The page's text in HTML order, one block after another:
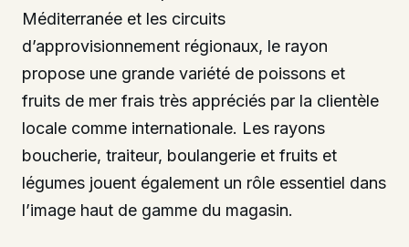
Méditerranée et les circuits
d’approvisionnement régionaux, le rayon
propose une grande variété de poissons et
fruits de mer frais très appréciés par la clientèle
locale comme internationale. Les rayons
boucherie, traiteur, boulangerie et fruits et
légumes jouent également un rôle essentiel dans
l’image haut de gamme du magasin.